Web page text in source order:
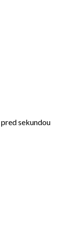
pred sekundou